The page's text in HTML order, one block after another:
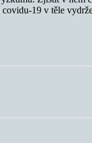
19 v těle